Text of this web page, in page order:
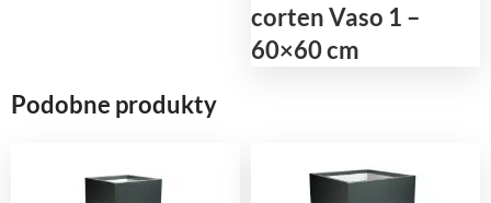
corten Vaso 1 –
60×60 cm
Podobne produkty